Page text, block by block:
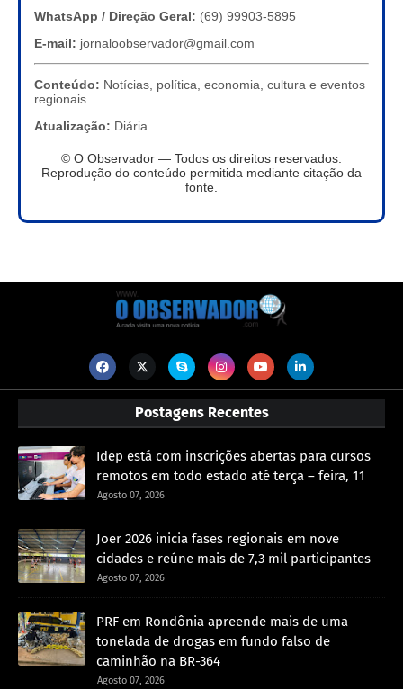
WhatsApp / Direção Geral: (69) 99903-5895
E-mail: jornaloobservador@gmail.com
Conteúdo: Notícias, política, economia, cultura e eventos
regionais
Atualização: Diária
© O Observador — Todos os direitos reservados.
Reprodução do conteúdo permitida mediante citação da
fonte.
Postagens Recentes
Idep está com inscrições abertas para cursos
remotos em todo estado até terça – feira, 11
Agosto 07, 2026
Joer 2026 inicia fases regionais em nove
cidades e reúne mais de 7,3 mil participantes
Agosto 07, 2026
PRF em Rondônia apreende mais de uma
tonelada de drogas em fundo falso de
caminhão na BR-364
Agosto 07, 2026